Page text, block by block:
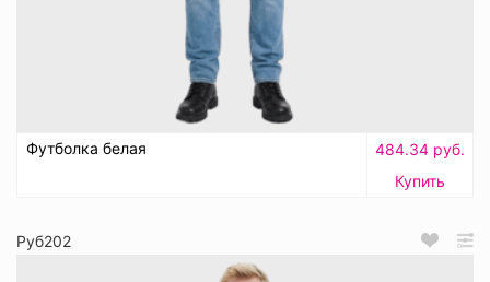
Футболка белая
484.34 руб.
Купить
Руб202